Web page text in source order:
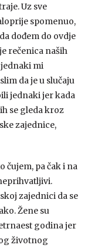
Uz sve
spomenuo,
dođem do ovdje
rečenica naših
mi
da je u slučaju
jednaki jer kada
se gleda kroz
zajednice,
čujem, pa čak i na
zajednici da se
Žene su
godina jer
životnog